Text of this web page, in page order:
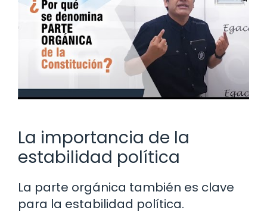
La importancia de la
estabilidad política
La parte orgánica también es clave
para la estabilidad política.